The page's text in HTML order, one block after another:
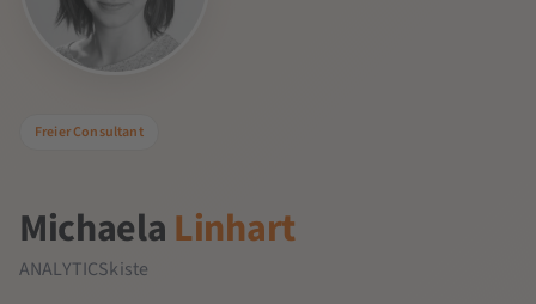
Freier Consultant
MichaelaLinhart
ANALYTICSkiste